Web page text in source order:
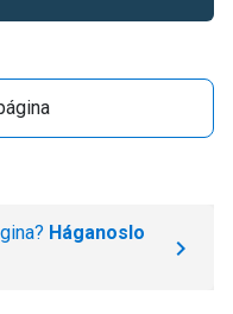
Háganoslo